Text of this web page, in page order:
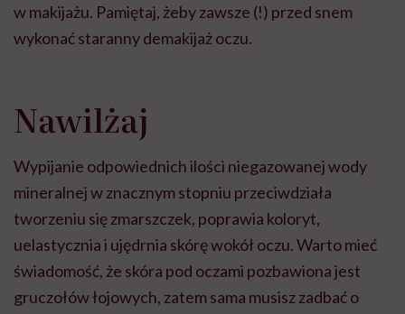
w makijażu. Pamiętaj, żeby zawsze (!) przed snem
wykonać staranny demakijaż oczu.
Nawilżaj
Wypijanie odpowiednich ilości niegazowanej wody
mineralnej w znacznym stopniu przeciwdziała
tworzeniu się zmarszczek, poprawia koloryt,
uelastycznia i ujędrnia skórę wokół oczu. Warto mieć
świadomość, że skóra pod oczami pozbawiona jest
gruczołów łojowych, zatem sama musisz zadbać o